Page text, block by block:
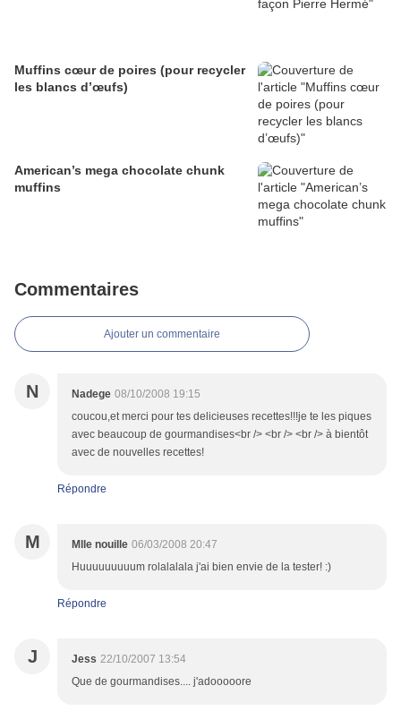
Muffins cœur de poires (pour recycler
les blancs d’œufs)
American’s mega chocolate chunk
muffins
Commentaires
Ajouter un commentaire
N Nadege 08/10/2008 19:15
coucou,et merci pour tes delicieuses recettes!!!je te les piques
avec beaucoup de gourmandises<br /> <br /> <br /> à bientôt
avec de nouvelles recettes!
Répondre
M Mlle nouille 06/03/2008 20:47
Huuuuuuuuum rolalalala j'ai bien envie de la tester! :)
Répondre
J Jess 22/10/2007 13:54
Que de gourmandises.... j'adooooore